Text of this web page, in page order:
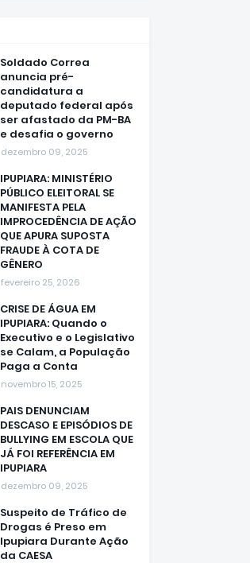
Soldado Correa
anuncia pré-
candidatura a
deputado federal após
ser afastado da PM-BA
e desafia o governo
dezembro 09, 2025
IPUPIARA: MINISTÉRIO
PÚBLICO ELEITORAL SE
MANIFESTA PELA
IMPROCEDÊNCIA DE AÇÃO
QUE APURA SUPOSTA
FRAUDE À COTA DE
GÊNERO
fevereiro 25, 2026
CRISE DE ÁGUA EM
IPUPIARA: Quando o
Executivo e o Legislativo
se Calam, a População
Paga a Conta
novembro 15, 2025
PAIS DENUNCIAM
DESCASO E EPISÓDIOS DE
BULLYING EM ESCOLA QUE
JÁ FOI REFERÊNCIA EM
IPUPIARA
dezembro 09, 2025
Suspeito de Tráfico de
Drogas é Preso em
Ipupiara Durante Ação
da CAESA